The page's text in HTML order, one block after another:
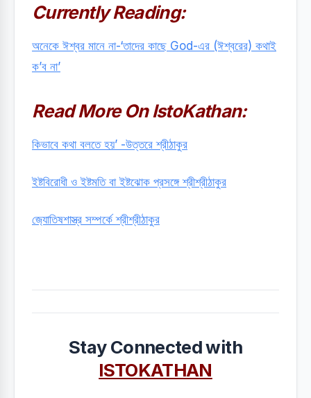
Currently Reading:
অনেকে ঈশ্বর মানে না-‘তাদের কাছে God-এর (ঈশ্বরের) কথাই
ক’ব না’
Read More On IstoKathan:
কিভাবে কথা বলতে হয়’ -উত্তরে শ্রীঠাকুর
ইষ্টবিরোধী ও ইষ্টমতি বা ইষ্টঝোক প্রসঙ্গে শ্রীশ্রীঠাকুর
জ‍্যোতিষশাস্ত্র সম্পর্কে শ্রীশ্রীঠাকুর
Stay Connected with
ISTOKATHAN